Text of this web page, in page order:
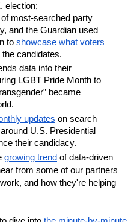
election;
most-searched party
and the Guardian used
to showcase what voters
candidates.
data into their
LGBT Pride Month to
became
updates on search
U.S. Presidential
their candidacy.
growing trend of data-driven
from some of our partners
and how they're helping